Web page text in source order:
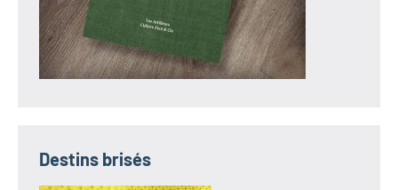
Destins brisés